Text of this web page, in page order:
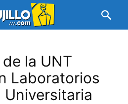
la UNT
Laboratorios
Universitaria